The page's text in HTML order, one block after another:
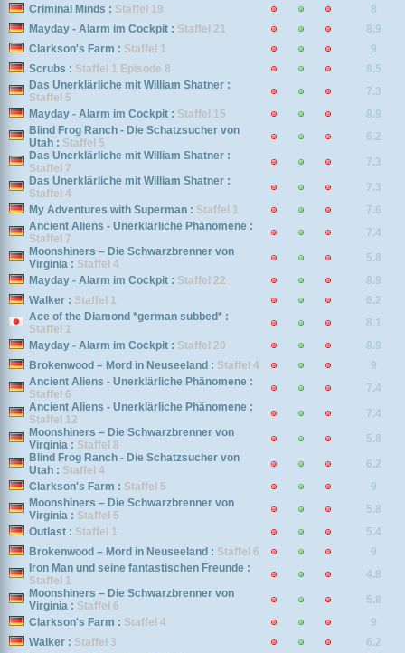
Criminal Minds : Staffel 19
8
Mayday - Alarm im Cockpit : Staffel 21
8.9
Clarkson's Farm : Staffel 1
9
Scrubs : Staffel 1 Episode 8
8.5
Das Unerklärliche mit William Shatner :
Staffel 5
7.3
Mayday - Alarm im Cockpit : Staffel 15
8.9
Blind Frog Ranch - Die Schatzsucher von
Utah : Staffel 5
6.2
Das Unerklärliche mit William Shatner :
Staffel 7
7.3
Das Unerklärliche mit William Shatner :
Staffel 4
7.3
My Adventures with Superman : Staffel 1
7.6
Ancient Aliens - Unerklärliche Phänomene :
Staffel 7
7.4
Moonshiners – Die Schwarzbrenner von
Virginia : Staffel 4
5.8
Mayday - Alarm im Cockpit : Staffel 22
8.9
Walker : Staffel 1
6.2
Ace of the Diamond *german subbed* :
Staffel 1
8.1
Mayday - Alarm im Cockpit : Staffel 20
8.9
Brokenwood – Mord in Neuseeland : Staffel 4
9
Ancient Aliens - Unerklärliche Phänomene :
Staffel 6
7.4
Ancient Aliens - Unerklärliche Phänomene :
Staffel 12
7.4
Moonshiners – Die Schwarzbrenner von
Virginia : Staffel 8
5.8
Blind Frog Ranch - Die Schatzsucher von
Utah : Staffel 4
6.2
Clarkson's Farm : Staffel 5
9
Moonshiners – Die Schwarzbrenner von
Virginia : Staffel 5
5.8
Outlast : Staffel 1
5.4
Brokenwood – Mord in Neuseeland : Staffel 6
9
Iron Man und seine fantastischen Freunde :
Staffel 1
4.8
Moonshiners – Die Schwarzbrenner von
Virginia : Staffel 6
5.8
Clarkson's Farm : Staffel 4
9
Walker : Staffel 3
6.2